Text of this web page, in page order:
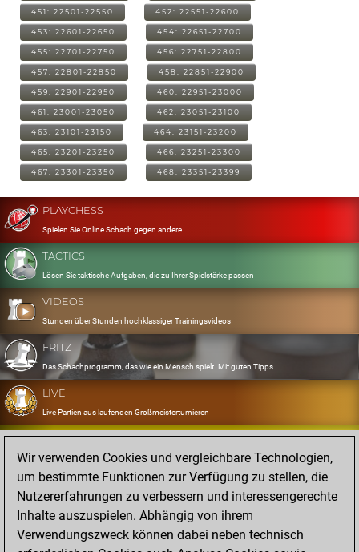
451: 22501-22550 452: 22551-22600
453: 22601-22650 454: 22651-22700
455: 22701-22750 456: 22751-22800
457: 22801-22850 458: 22851-22900
459: 22901-22950 460: 22951-23000
461: 23001-23050 462: 23051-23100
463: 23101-23150 464: 23151-23200
465: 23201-23250 466: 23251-23300
467: 23301-23350 468: 23351-23399
PLAYCHESS
Spielen Sie Online Schach gegen andere
TACTICS
Lösen Sie taktische Aufgaben, die zu Ihrer Spielstärke passen
VIDEOS
Stunden über Stunden hochklassiger Trainingsvideos
FRITZ
Das Schachprogramm, das wie ein Mensch spielt. Mit guten Tipps
LIVE
Live Partien aus laufenden Großmeisterturnieren
OPENINGS
Erfassen und Üben Sie Ihr Eröffnungsrepertoire
DATABASE
Acht Millionen starke Partien
MYGAMES
Speichern und analysieren Sie eigene Partien in der Cloud
Wir verwenden Cookies und vergleichbare Technologien,
um bestimmte Funktionen zur Verfügung zu stellen, die
Nutzererfahrungen zu verbessern und interessengerechte
Inhalte auszuspielen. Abhängig von ihrem
Verwendungszweck können dabei neben technisch